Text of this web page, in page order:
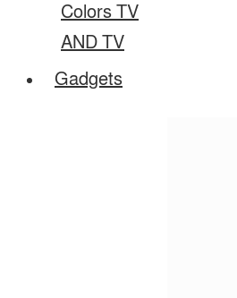
Colors TV
AND TV
Gadgets